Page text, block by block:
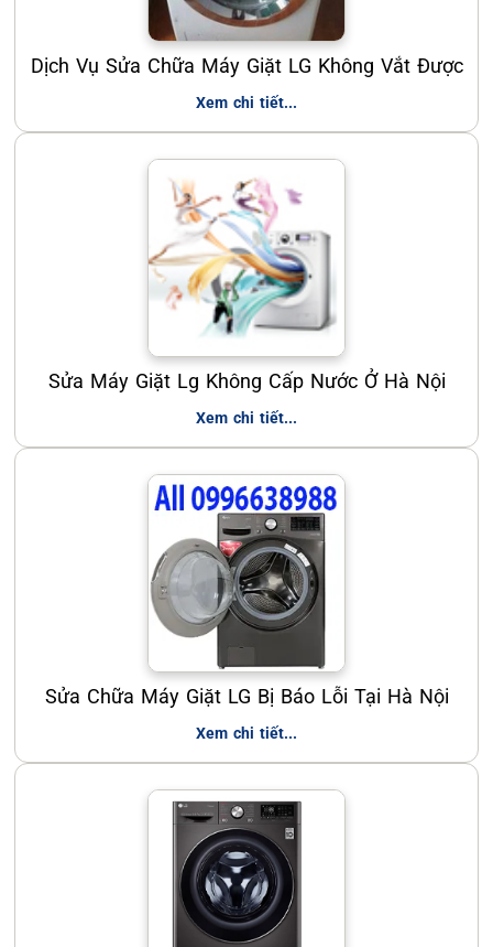
Dịch Vụ Sửa Chữa Máy Giặt LG Không Vắt Được
Xem chi tiết...
Sửa Máy Giặt Lg Không Cấp Nước Ở Hà Nội
Xem chi tiết...
Sửa Chữa Máy Giặt LG Bị Báo Lỗi Tại Hà Nội
Xem chi tiết...